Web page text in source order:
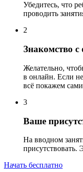
Убедитесь, что
проводить
2
Знакомство с
Желательно,
в онлайн. Если
всё покажем
3
Ваше
На вводном
Начать бесплатно